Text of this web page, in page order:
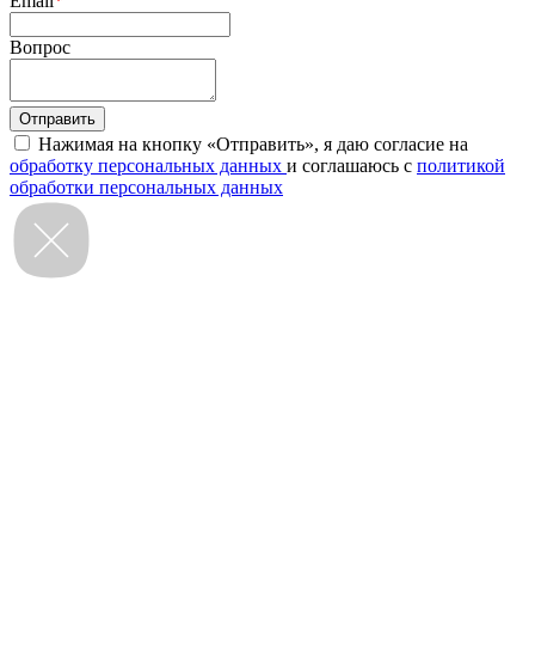
Вопрос
Нажимая на кнопку «Отправить», я даю согласие на
обработку персональных данных и соглашаюсь с политикой
обработки персональных данных